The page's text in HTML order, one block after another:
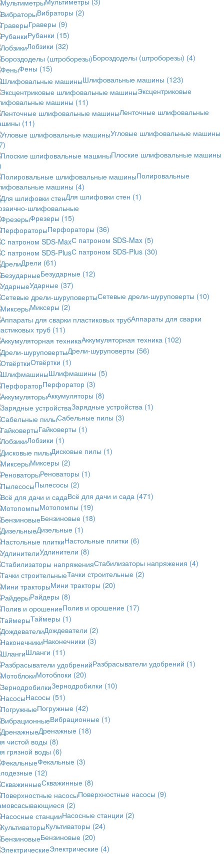
Вибраторы (2)
Граверы (9)
Рубанки (15)
Лобзики (32)
Бороздоделы (штроборезы) (4)
Фены (15)
Шлифовальные машины (123)
Эксцентриковые
машины (11)
Ленточные шлифовальные
(11)
Угловые шлифовальные машины
Плоские шлифовальные машины
Полировальные
машины (4)
Для шлифовки стен (1)
шлифовальные
Фрезеры (15)
Перфораторы (36)
С патроном SDS-Max (5)
С патроном SDS-Plus (30)
Дрели (61)
Безударные (12)
Ударные (37)
Сетевые дрели-шуруповерты (10)
Миксеры (2)
Аппараты для сварки
труб (11)
Аккумуляторная техника (102)
Дрели-шуруповерты (56)
Отвёртки (1)
Шлифмашины (5)
Перфоратор (3)
Аккумуляторы (8)
Зарядные устройства (1)
Сабельные пилы (3)
Гайковерты (1)
Лобзики (1)
Дисковые пилы (1)
Миксеры (2)
Реноваторы (1)
Пылесосы (2)
Всё для дачи и сада (471)
Мотопомпы (19)
Бензиновые (18)
Дизельные (1)
Настольные плитки (6)
Удлинители (8)
Стабилизаторы напряжения (4)
Тачки строительные (2)
Мини тракторы (20)
Райдеры (8)
Полив и орошение (17)
Таймеры (1)
Дождеватели (2)
Наконечники (3)
Шланги (11)
Разбрасыватели удобрений (1)
Мотоблоки (20)
Зернодробилки (10)
Насосы (51)
Погружные (42)
Вибрационные (1)
Дренажные (18)
чистой воды (8)
грязной воды (6)
Фекальные (3)
(12)
Скважинные (8)
Поверхностные насосы (9)
(2)
Насосные станции (2)
Культиваторы (24)
Бензиновые (20)
Электрические (4)